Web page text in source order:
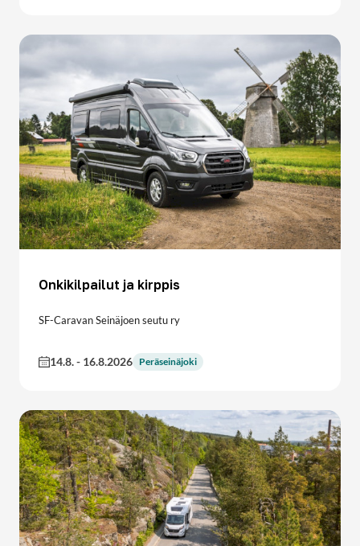
Onkikilpailut ja kirppis
SF-Caravan Seinäjoen seutu ry
14.8.- 16.8.2026 Peräseinäjoki